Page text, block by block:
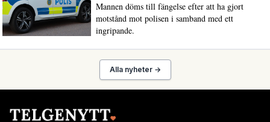
Mannen döms till fängelse efter att ha gjort
motstånd mot polisen i samband med ett
ingripande.
Alla nyheter →